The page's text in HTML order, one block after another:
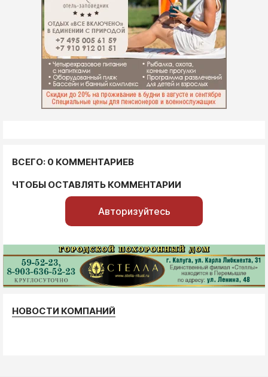
ВСЕГО: 0 КОММЕНТАРИЕВ
ЧТОБЫ ОСТАВЛЯТЬ КОММЕНТАРИИ
Авторизуйтесь
НОВОСТИ КОМПАНИЙ